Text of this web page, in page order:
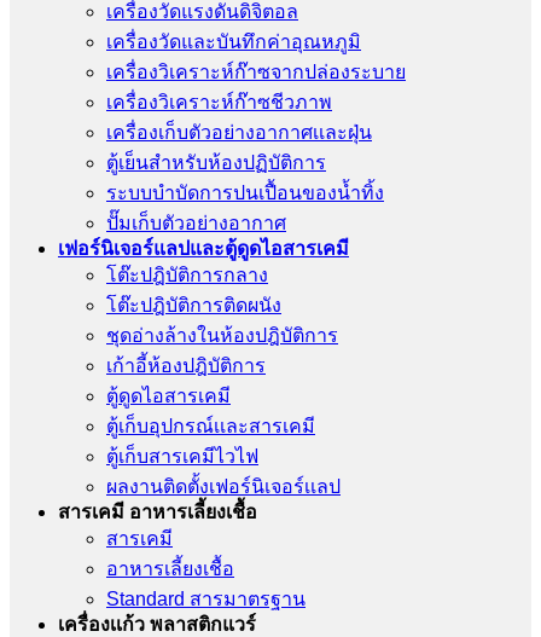
เครื่องวัดแรงดันดิจิตอล
เครื่องวัดและบันทึกค่าอุณหภูมิ
เครื่องวิเคราะห์ก๊าซจากปล่องระบาย
เครื่องวิเคราะห์ก๊าซชีวภาพ
เครื่องเก็บตัวอย่างอากาศเเละฝุ่น
ตู้เย็นสำหรับห้องปฏิบัติการ
ระบบบำบัดการปนเปื้อนของน้ำทิ้ง
ปั๊มเก็บตัวอย่างอากาศ
เฟอร์นิเจอร์แลปและตู้ดูดไอสารเคมี
โต๊ะปฎิบัติการกลาง
โต๊ะปฎิบัติการติดผนัง
ชุดอ่างล้างในห้องปฎิบัติการ
เก้าอี้ห้องปฎิบัติการ
ตู้ดูดไอสารเคมี
ตู้เก็บอุปกรณ์เเละสารเคมี
ตู้เก็บสารเคมีไวไฟ
ผลงานติดตั้งเฟอร์นิเจอร์เเลป
สารเคมี อาหารเลี้ยงเชื้อ
สารเคมี
อาหารเลี้ยงเชื้อ
Standard สารมาตรฐาน
เครื่องเเก้ว พลาสติกแวร์